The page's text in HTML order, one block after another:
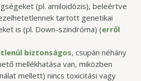
(pl. amiloidózis), beleértve
tartott genetikai
is (pl. Down-szindróma) (erről
biztonságos, csupán néhány
mellékhatása van, miközben
mellett) nincs toxicitási vagy